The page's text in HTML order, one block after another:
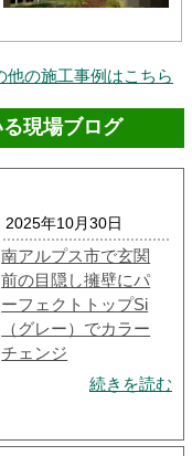
他の施工事例はこちら
現場ブログ
2025年10月30日
南アルプス市で玄関
前の目隠し擁壁にパ
ーフェクトトップSi
（グレー）でカラー
チェンジ
続きを読む